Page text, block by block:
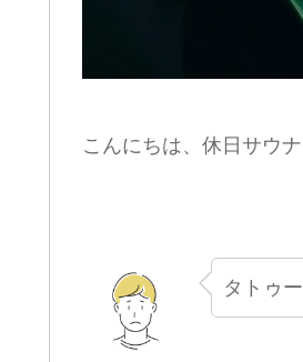
こんにちは、休日サウナ
タトゥ